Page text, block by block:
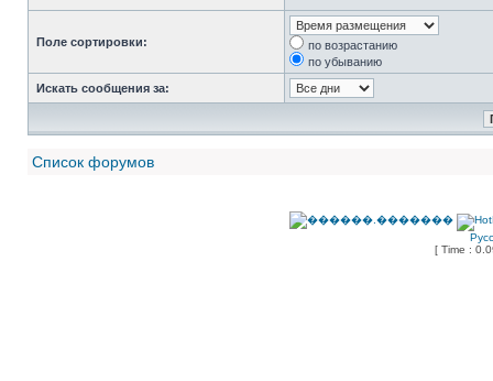
Поле сортировки:
по возрастанию
по убыванию
Искать сообщения за:
Список форумов
[ Time :